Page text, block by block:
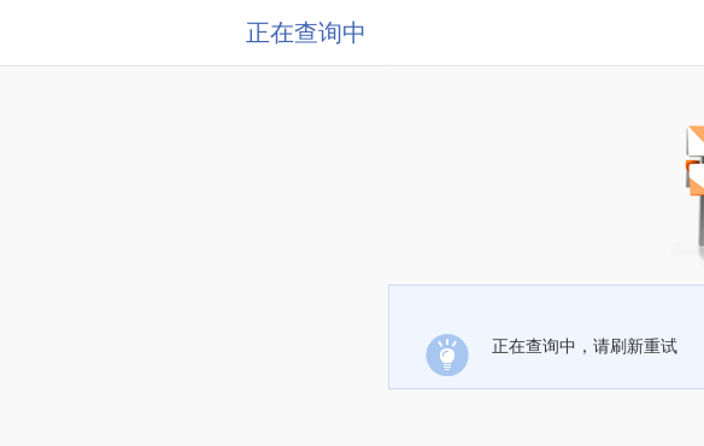
正在查询中
正在查询中，请刷新重试